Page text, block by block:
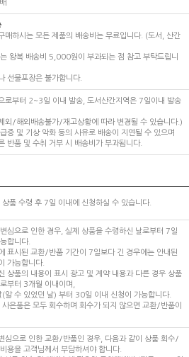
매하시는 모든 제품의 배송비는 무료입니다. (도서, 산간
왕복 배송비 5,000원이 부과되는 점 참고 부탁드립니
선물포장은 불가합니다.
로부터 2~3일 이내 발송, 도서산간지역은 7일이내 발송
외/해외배송불가/재고상황에 따라 변경될 수 있습니다.)
증 및 기상 악화 등의 사유로 배송이 지연될 수 있으며
반품 및 수취 거부 시 배송비가 부과됩니다.
상품 수령 후 7일 이내에 신청하실 수 있습니다.
심으로 인한 경우, 실제 상품을 수령하신 날로부터 7일
합니다.
표시된 교환/반품 기간이 7일보다 긴 경우에는 안내된
가능합니다.
상품의 내용이 표시 광고 및 계약 내용과 다른 경우 상품
부터 3개월 이내이며,
(알 수 있었던 날) 부터 30일 이내 신청이 가능합니다.
사은품은 모두 회수하며 회수가 되지 않으면 교환/반품이
심으로 인한 교환/반품인 경우, 다음과 같이 상품 회수/
용을 고객님께서 부담하셔야 합니다.